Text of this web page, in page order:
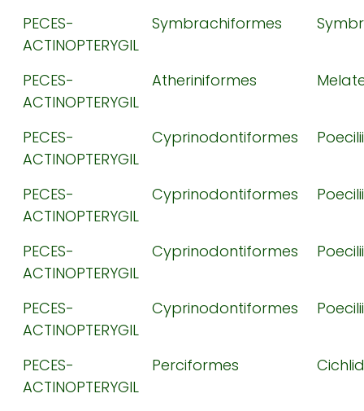
PECES-
ACTINOPTERYGIL
Symbrachiformes
PECES-
ACTINOPTERYGIL
Atheriniformes
PECES-
ACTINOPTERYGIL
Cyprinodontiformes
PECES-
ACTINOPTERYGIL
Cyprinodontiformes
PECES-
ACTINOPTERYGIL
Cyprinodontiformes
PECES-
ACTINOPTERYGIL
Cyprinodontiformes
PECES-
ACTINOPTERYGIL
Perciformes